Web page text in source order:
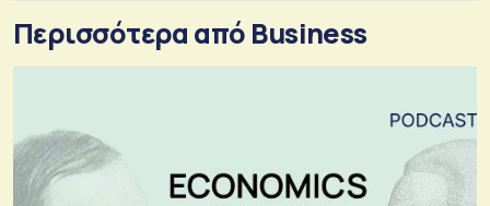
Περισσότερα από Business